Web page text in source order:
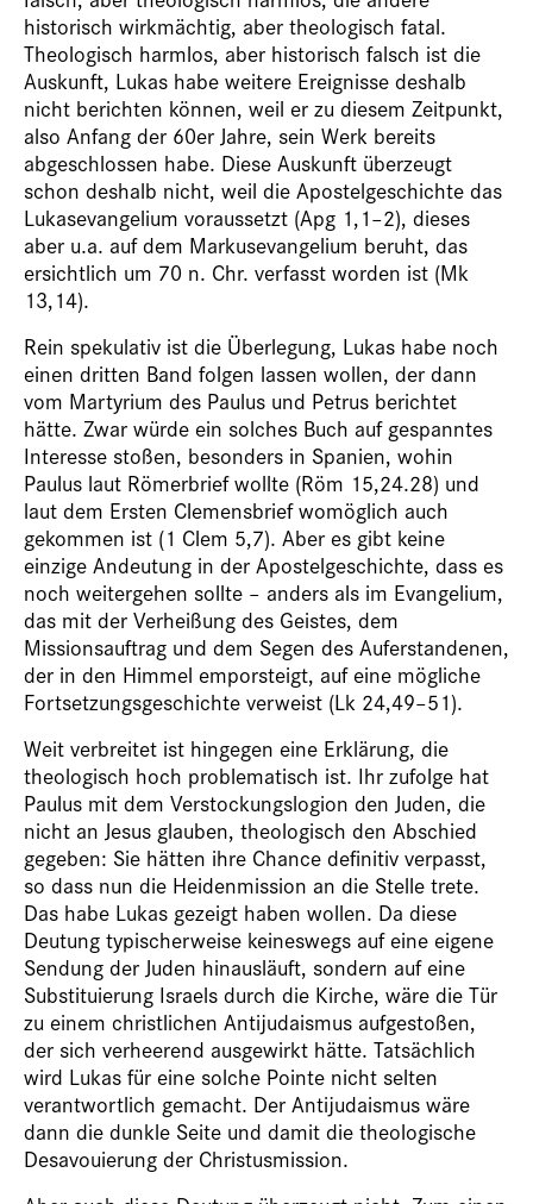
historisch wirkmächtig, aber theologisch fatal.
Theologisch harmlos, aber historisch falsch ist die
Auskunft, Lukas habe weitere Ereignisse deshalb
nicht berichten können, weil er zu diesem Zeitpunkt,
also Anfang der 60er Jahre, sein Werk bereits
abgeschlossen habe. Diese Auskunft überzeugt
schon deshalb nicht, weil die Apostelgeschichte das
Lukasevangelium voraussetzt (Apg 1,1–2), dieses
aber u.a. auf dem Markusevangelium beruht, das
ersichtlich um 70 n. Chr. verfasst worden ist (Mk
13,14).
Rein spekulativ ist die Überlegung, Lukas habe noch
einen dritten Band folgen lassen wollen, der dann
vom Martyrium des Paulus und Petrus berichtet
hätte. Zwar würde ein solches Buch auf gespanntes
Interesse stoßen, besonders in Spanien, wohin
Paulus laut Römerbrief wollte (Röm 15,24.28) und
laut dem Ersten Clemensbrief womöglich auch
gekommen ist (1 Clem 5,7). Aber es gibt keine
einzige Andeutung in der Apostelgeschichte, dass es
noch weitergehen sollte – anders als im Evangelium,
das mit der Verheißung des Geistes, dem
Missionsauftrag und dem Segen des Auferstandenen,
der in den Himmel emporsteigt, auf eine mögliche
Fortsetzungsgeschichte verweist (Lk 24,49–51).
Weit verbreitet ist hingegen eine Erklärung, die
theologisch hoch problematisch ist. Ihr zufolge hat
Paulus mit dem Verstockungslogion den Juden, die
nicht an Jesus glauben, theologisch den Abschied
gegeben: Sie hätten ihre Chance definitiv verpasst,
so dass nun die Heidenmission an die Stelle trete.
Das habe Lukas gezeigt haben wollen. Da diese
Deutung typischerweise keineswegs auf eine eigene
Sendung der Juden hinausläuft, sondern auf eine
Substituierung Israels durch die Kirche, wäre die Tür
zu ­einem christlichen Antijudaismus aufgestoßen,
der sich verheerend ausgewirkt hätte. Tatsächlich
wird Lukas für eine solche Pointe nicht selten
verantwortlich gemacht. Der Antijudaismus wäre
dann die dunkle Seite und damit die theologische
Desavouierung der Christusmission.